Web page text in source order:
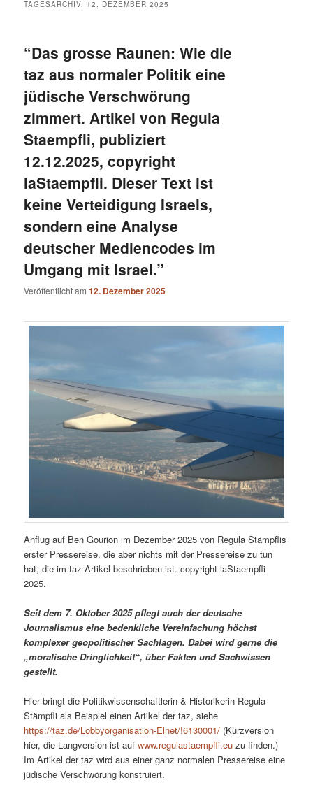
TAGESARCHIV: 12. DEZEMBER 2025
“Das grosse Raunen: Wie die
taz aus normaler Politik eine
jüdische Verschwörung
zimmert. Artikel von Regula
Staempfli, publiziert
12.12.2025, copyright
laStaempfli. Dieser Text ist
keine Verteidigung Israels,
sondern eine Analyse
deutscher Mediencodes im
Umgang mit Israel.”
Veröffentlicht am12. Dezember 2025
Anflug auf Ben Gourion im Dezember 2025 von Regula Stämpflis
erster Pressereise, die aber nichts mit der Pressereise zu tun
hat, die im taz-Artikel beschrieben ist. copyright laStaempfli
2025.
Seit dem 7. Oktober 2025 pflegt auch der deutsche
Journalismus eine bedenkliche Vereinfachung höchst
komplexer geopolitischer Sachlagen. Dabei wird gerne die
„moralische Dringlichkeit“, über Fakten und Sachwissen
gestellt.
Hier bringt die Politikwissenschaftlerin & Historikerin Regula
Stämpfli als Beispiel einen Artikel der taz, siehe
https://taz.de/Lobbyorganisation-Elnet/!6130001/ (Kurzversion
hier, die Langversion ist aufwww.regulastaempfli.eu zu finden.)
Im Artikel der taz wird aus einer ganz normalen Pressereise eine
jüdische Verschwörung konstruiert.